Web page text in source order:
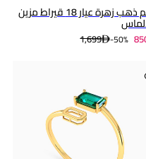
خاتم ذهب زهرة عيار 18 قيراط مزين
1,699 50%-